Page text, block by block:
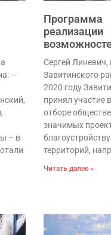
—
– в
Программа
реализации
Сергей Линевич,
Завитинского
2020 году
принял участие
отборе
значимых
территорий,
Читать далее »